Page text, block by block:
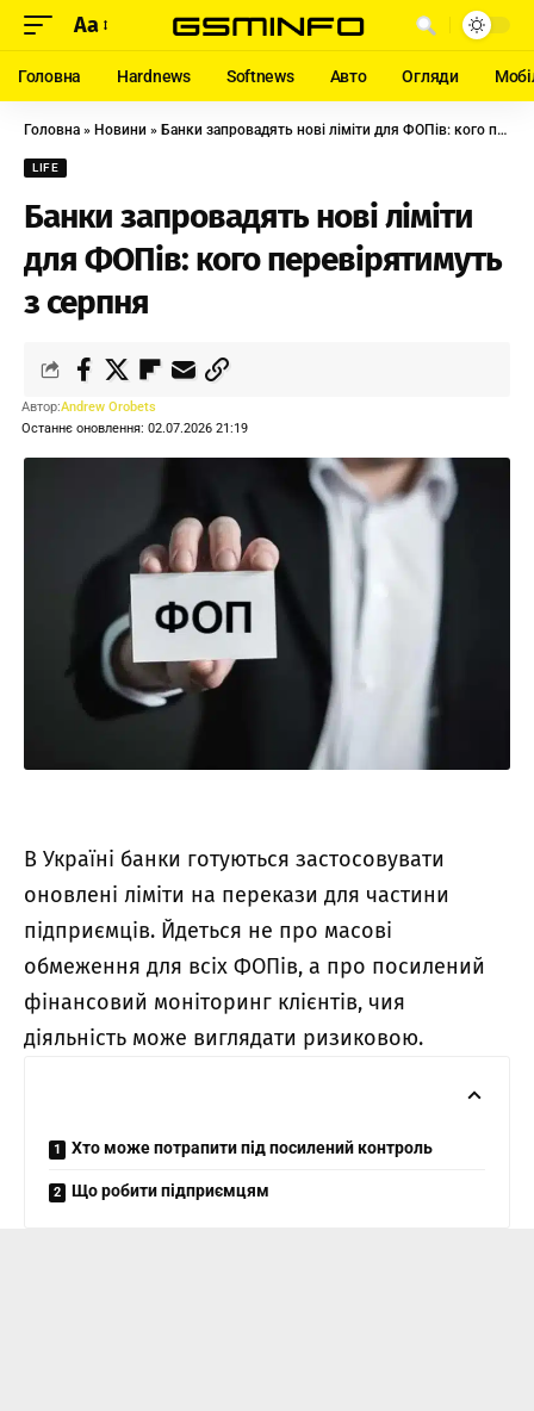
Aa
Головна Hardnews Softnews Авто Огляди
Головна » Новини » Банки запровадять нові ліміти для ФОПів: кого перевірятимуть з серпня
LIFE
Банки запровадять нові ліміти
для ФОПів: кого перевірятимуть
з серпня
Останнє оновлення: 02.07.2026 21:19
Автор:Andrew Orobets
В Україні банки готуються застосовувати
оновлені ліміти на перекази для частини
підприємців. Йдеться не про масові
обмеження для всіх ФОПів, а про посилений
фінансовий моніторинг клієнтів, чия
діяльність може виглядати ризиковою.
Хто може потрапити під посилений контроль
Що робити підприємцям